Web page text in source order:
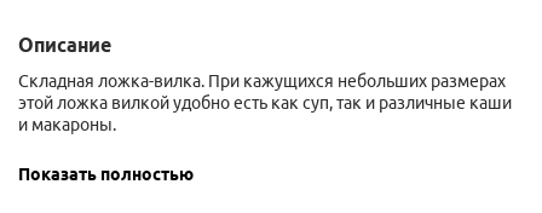
Описание
Складная ложка-вилка. При кажущихся небольших размерах
этой ложка вилкой удобно есть как суп, так и различные каши
и макароны.
Длина в сложенном состоянии 9,3 см.
Показать полностью